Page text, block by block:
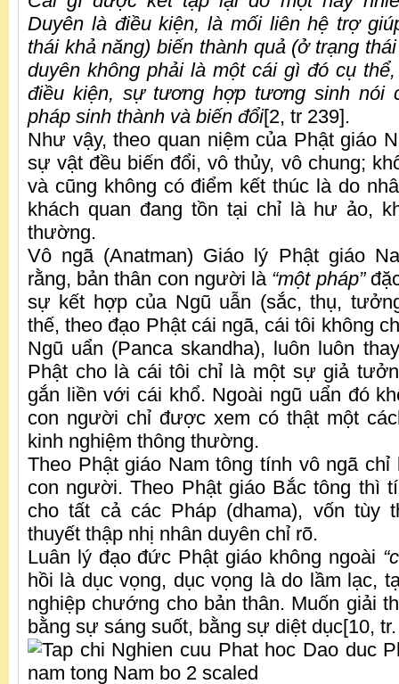
Duyên là điều kiện, là mối liên hệ trợ
thái khả năng) biến thành quả (ở trạng
duyên không phải là một cái gì đó cụ
điều kiện, sự tương hợp tương sinh nói
pháp sinh thành và biến đổi[2, tr 239].
Như vậy, theo quan niệm của Phật giáo
sự vật đều biến đổi, vô thủy, vô chung;
và cũng không có điểm kết thúc là do
khách quan đang tồn tại chỉ là hư ảo,
thường.
Vô ngã (Anatman) Giáo lý Phật giáo
rằng, bản thân con người là “một pháp”
sự kết hợp của Ngũ uẫn (sắc, thụ,
thế, theo đạo Phật cái ngã, cái tôi không
Ngũ uẩn (Panca skandha), luôn luôn
Phật cho là cái tôi chỉ là một sự giả
gắn liền với cái khổ. Ngoài ngũ uẩn đó
con người chỉ được xem có thật một
kinh nghiệm thông thường.
Theo Phật giáo Nam tông tính vô ngã chỉ
con người. Theo Phật giáo Bắc tông thì
cho tất cả các Pháp (dhama), vốn tùy
thuyết thập nhị nhân duyên chỉ rõ.
Luân lý đạo đức Phật giáo không ngoài
hồi là dục vọng, dục vọng là do lầm lạc,
nghiệp chướng cho bản thân. Muốn giải
bằng sự sáng suốt, bằng sự diệt dục[10,